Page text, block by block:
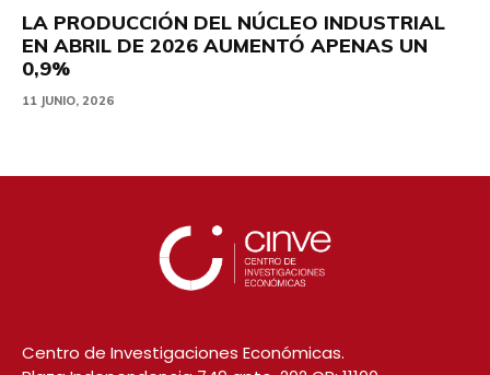
LA PRODUCCIÓN DEL NÚCLEO INDUSTRIAL
EN ABRIL DE 2026 AUMENTÓ APENAS UN
0,9%
11 JUNIO, 2026
Centro de Investigaciones Económicas.